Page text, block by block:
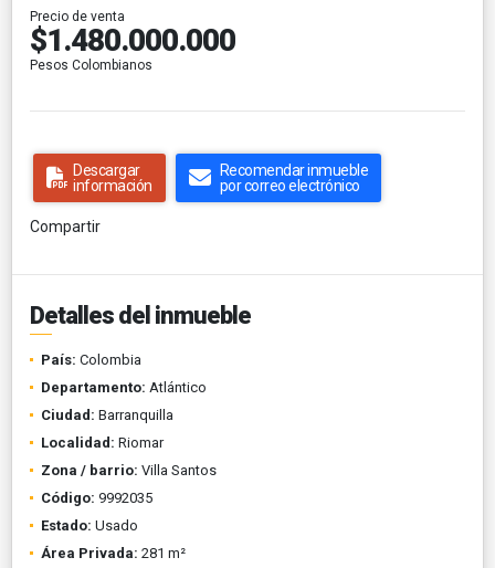
Precio de venta
$1.480.000.000
Pesos Colombianos
Descargar
información
Recomendar inmueble
por correo electrónico
Compartir
Detalles del inmueble
País: Colombia
Departamento: Atlántico
Ciudad: Barranquilla
Localidad: Riomar
Zona / barrio: Villa Santos
Código: 9992035
Estado: Usado
Área Privada: 281 m²